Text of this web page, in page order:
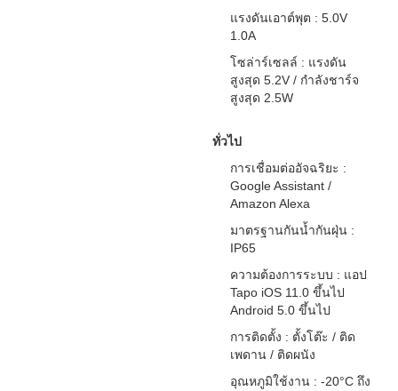
แรงดันเอาต์พุต : 5.0V
1.0A
โซล่าร์เซลล์ : แรงดัน
สูงสุด 5.2V / กำลังชาร์จ
สูงสุด 2.5W
ทั่วไป
การเชื่อมต่ออัจฉริยะ :
Google Assistant /
Amazon Alexa
มาตรฐานกันน้ำกันฝุ่น :
IP65
ความต้องการระบบ : แอป
Tapo iOS 11.0 ขึ้นไป
Android 5.0 ขึ้นไป
การติดตั้ง : ตั้งโต๊ะ / ติด
เพดาน / ติดผนัง
อุณหภูมิใช้งาน : -20°C ถึง